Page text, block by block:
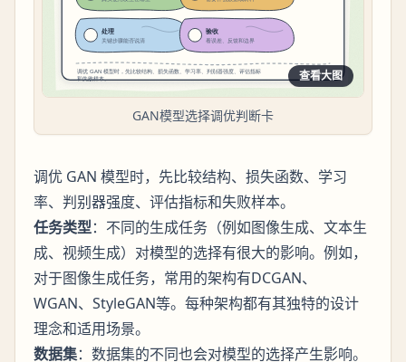
查看大图
GAN模型选择调优判断卡
调优 GAN 模型时，先比较结构、损失函数、学习
率、判别器强度、评估指标和失败样本。
任务类型：不同的生成任务（例如图像生成、文本生
成、视频生成）对模型的选择有很大的影响。例如，
对于图像生成任务，常用的架构有DCGAN、
WGAN、StyleGAN等。每种架构都有其独特的设计
理念和适用场景。
数据集：数据集的不同也会对模型的选择产生影响。